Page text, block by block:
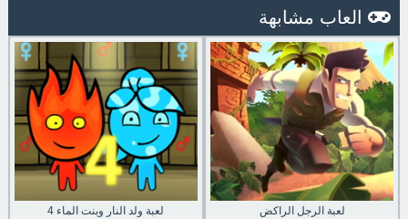
العاب مشابهة
لعبة ولد النار وبنت الماء 4 لعبة الرجل الراكض